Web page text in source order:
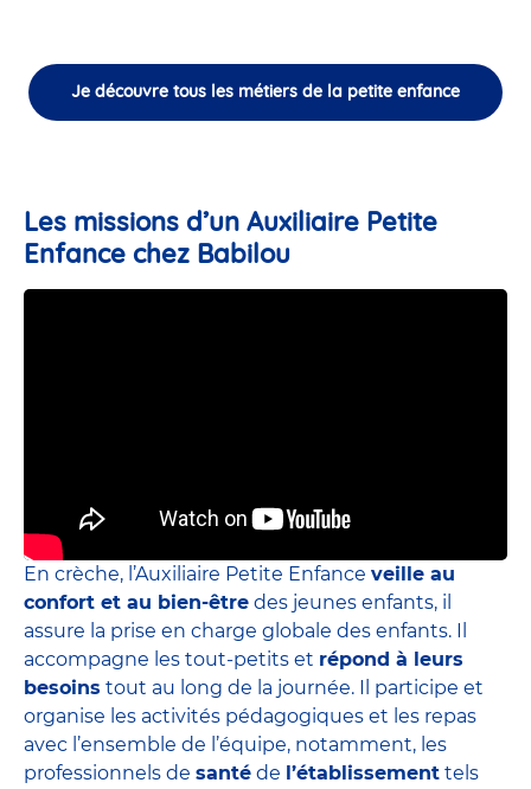
Je découvre tous les métiers de la petite enfance
Les missions d’un Auxiliaire Petite
Enfance chez Babilou
En crèche, l’Auxiliaire Petite Enfance veille au
confort et au bien-être des jeunes enfants, il
assure la prise en charge globale des enfants. Il
accompagne les tout-petits et répond à leurs
besoins tout au long de la journée. Il participe et
organise les activités pédagogiques et les repas
avec l’ensemble de l’équipe, notamment, les
professionnels de santé de l’établissement tels